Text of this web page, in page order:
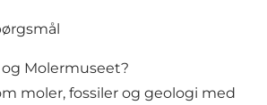
og Molermuseet?
moler, fossiler og geologi med